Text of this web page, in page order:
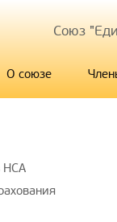
Союз
О союзе
НСА